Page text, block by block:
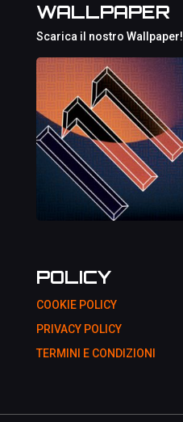
WALLPAPER
Scarica il nostro Wallpaper!
POLICY
COOKIE POLICY
PRIVACY POLICY
TERMINI E CONDIZIONI